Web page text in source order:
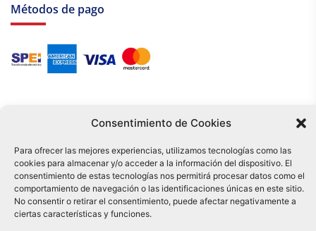
Consentimiento de Cookies
Para ofrecer las mejores experiencias, utilizamos tecnologías como las
cookies para almacenar y/o acceder a la información del dispositivo. El
consentimiento de estas tecnologías nos permitirá procesar datos como el
comportamiento de navegación o las identificaciones únicas en este sitio.
No consentir o retirar el consentimiento, puede afectar negativamente a
ciertas características y funciones.
Métodos de pago
Tu compra es respaldada por nuestro certificado SSL y operada bajo las
mejores prácticas de seguridad.
Distribuidora Tamex - México
e-commerce